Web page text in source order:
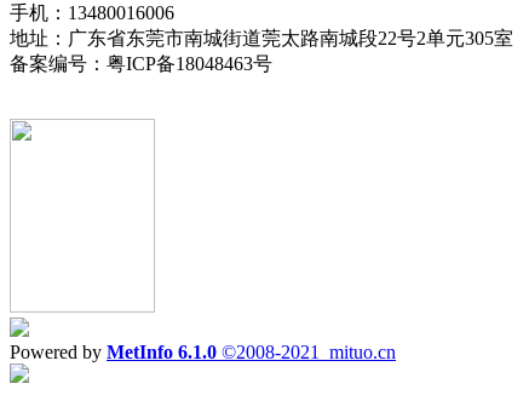
手机：13480016006
地址：广东省东莞市南城街道莞太路南城段22号2单元305室
备案编号：粤ICP备18048463号
Powered by MetInfo 6.1.0 ©2008-2021 mituo.cn